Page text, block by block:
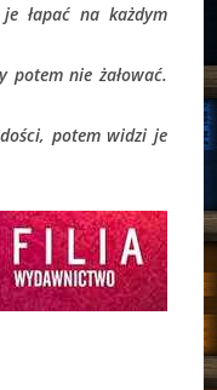
łapać na każdym
potem nie żałować.
potem widzi je